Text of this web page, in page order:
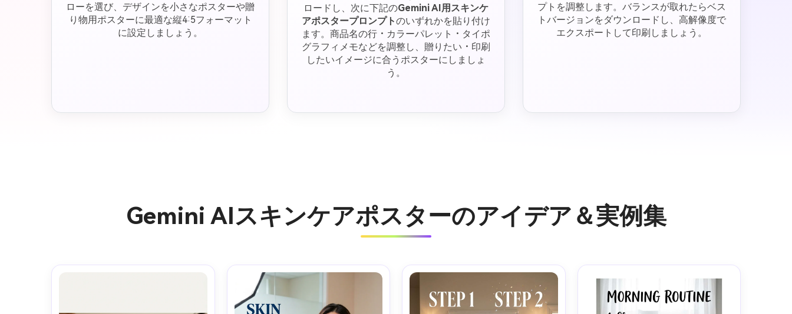
ローを選び、デザインを小さなポスターや贈
り物用ポスターに最適な縦4:5フォーマット
に設定しましょう。
ロードし、次に下記のGemini AI用スキンケ
アポスタープロンプトのいずれかを貼り付け
ます。商品名の行・カラーパレット・タイポ
グラフィメモなどを調整し、贈りたい・印刷
したいイメージに合うポスターにしましょ
う。
プトを調整します。バランスが取れたらベス
トバージョンをダウンロードし、高解像度で
エクスポートして印刷しましょう。
Gemini AIスキンケアポスターのアイデア＆実例集